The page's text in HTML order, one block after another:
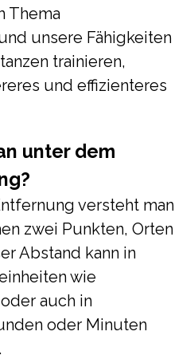
Thema
unsere Fähigkeiten
trainieren,
und effizienteres
unter dem
versteht man
zwei Punkten, Orten
Abstand kann in
wie
auch in
oder Minuten